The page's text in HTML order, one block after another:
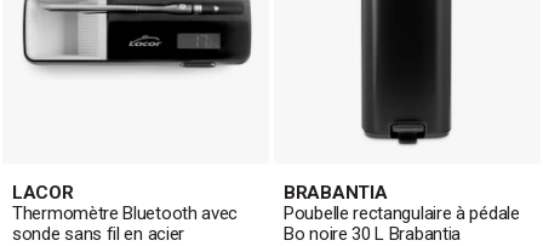
LACOR
Thermomètre Bluetooth avec
sonde sans fil en acier
BRABANTIA
Poubelle rectangulaire à pédale
Bo noire 30 L Brabantia